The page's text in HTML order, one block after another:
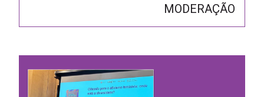
MODERAÇÃO